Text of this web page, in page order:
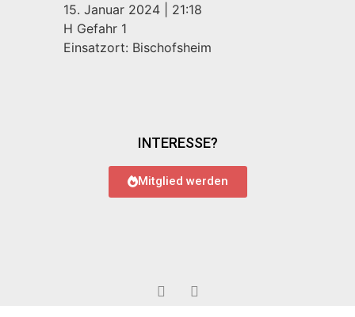
15. Januar 2024
21:18
H Gefahr 1
Einsatzort: Bischofsheim
INTERESSE?
Mitglied werden